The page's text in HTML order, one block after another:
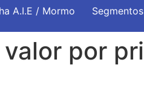
A.I.E / Mormo Segmentos
por